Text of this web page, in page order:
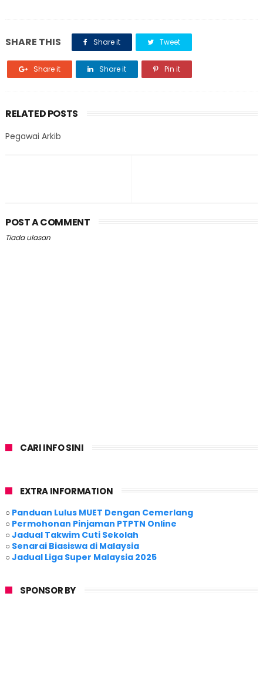
SHARE THIS Share it Tweet
Share it Share it Pin it
RELATED POSTS
Pegawai Arkib
POST A COMMENT
Tiada ulasan
CARI INFO SINI
EXTRA INFORMATION
○ Panduan Lulus MUET Dengan Cemerlang
○ Permohonan Pinjaman PTPTN Online
○Jadual Takwim Cuti Sekolah
○ Senarai Biasiswa di Malaysia
○Jadual Liga Super Malaysia 2025
SPONSOR BY